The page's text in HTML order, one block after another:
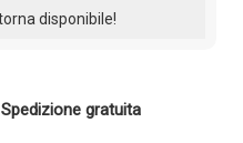
Spedizione gratuita